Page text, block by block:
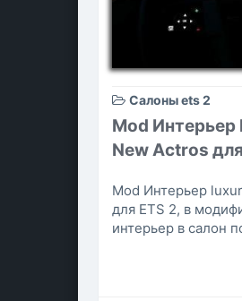
Салоны ets 2
Mod
New Actros
Mod Интерьер
для ETS 2, в
интерьер в салон